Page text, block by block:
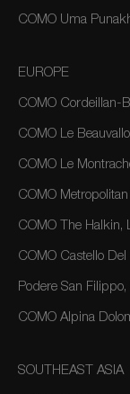
COMO Uma
EUROPE
COMO Cordeillan-
COMO Le
COMO Le
COMO
COMO The Halkin,
COMO Castello Del
Podere San Filippo,
COMO Alpina
SOUTHEAST ASIA